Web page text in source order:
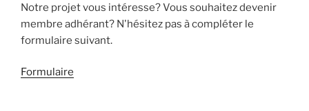
Notre projet vous intéresse? Vous souhaitez devenir
membre adhérant? N'hésitez pas à compléter le
formulaire suivant.
Formulaire